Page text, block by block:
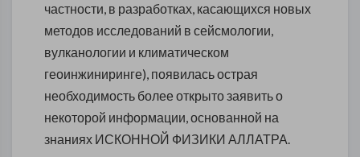
частности, в разработках, касающихся новых
методов исследований в сейсмологии,
вулканологии и климатическом
геоинжиниринге), появилась острая
необходимость более открыто заявить о
некоторой информации, основанной на
знаниях ИСКОННОЙ ФИЗИКИ АЛЛАТРА.